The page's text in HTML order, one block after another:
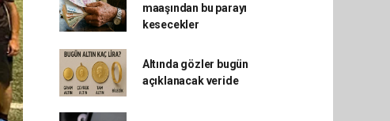
maaşından bu parayı
kesecekler
Altında gözler bugün
açıklanacak veride